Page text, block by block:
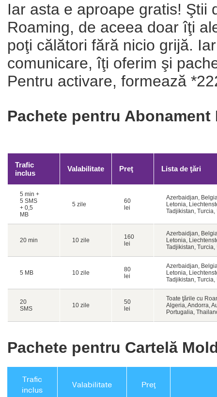
Iar asta e aproape gratis! Ştii
Roaming, de aceea doar îţi
poţi călători fără nicio grijă.
comunicare, îţi oferim şi
Pentru activare, formează
Pachete pentru Abonament
Trafic
inclus
Valabilitate Preţ Lista de ţări
5 min +
5 SMS
+ 0,5
MB
5 zile
60
lei
Azerbaidjan,
Letonia,
Tadjikistan, Turcia,
20 min 10 zile
160
lei
Azerbaidjan,
Letonia,
Tadjikistan, Turcia,
5 MB 10 zile
80
lei
Azerbaidjan,
Letonia,
Tadjikistan, Turcia,
20
SMS
10 zile
50
lei
Toate ţările cu
Algeria, Andorra,
Portugalia,
Pachete pentru Cartelă
Trafic
inclus
Valabilitate Preţ